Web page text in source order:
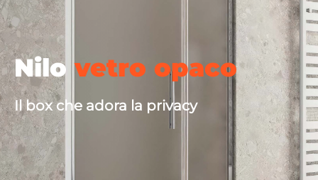
Nilovetro opaco
Il box che adora la privacy